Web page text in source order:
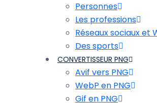
Personnes
Les professions
Réseaux sociaux et
Des sports
CONVERTISSEUR PNG
Avif vers PNG
WebP en PNG
Gif en PNG